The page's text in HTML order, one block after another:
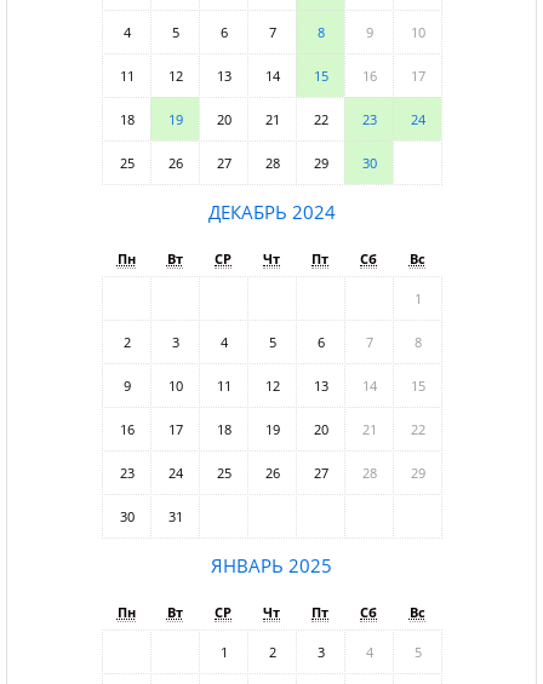
4 5 6 7 8 9 10
11 12 13 14 15 16 17
18 19 20 21 22 23 24
25 26 27 28 29 30
ДЕКАБРЬ 2024
Пн Вт СР Чт Пт Сб Вс
1
2 3 4 5 6 7 8
9 10 11 12 13 14 15
16 17 18 19 20 21 22
23 24 25 26 27 28 29
30 31
ЯНВАРЬ 2025
Пн Вт СР Чт Пт Сб Вс
1 2 3 4 5